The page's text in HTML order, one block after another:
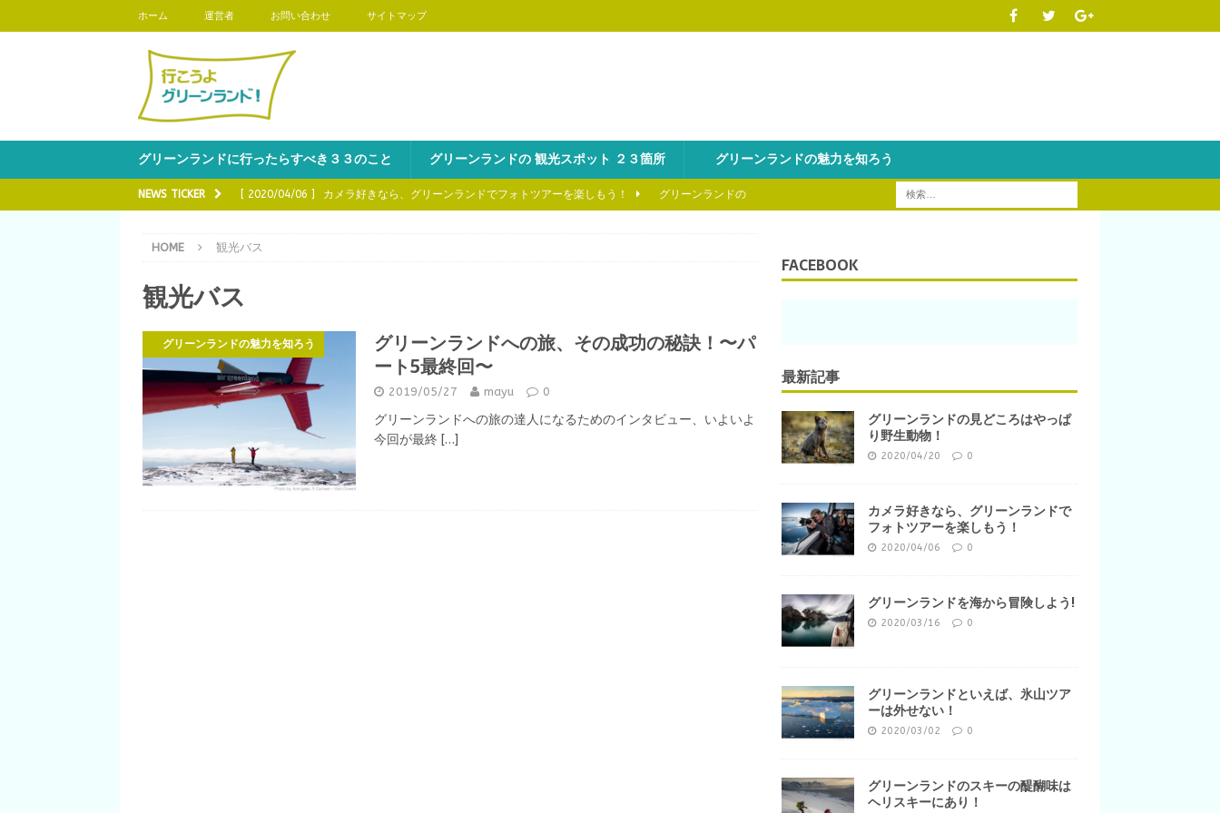
ホーム 運営者 お問い合わせ サイトマップ
グリーンランドに行ったらすべき３３のこと グリーンランドの 観光スポット ２３箇所 グリーンランドの魅力を知ろう
NEWS TICKER [ 2020/04/06 ] カメラ好きなら、グリーンランドでフォトツアーを楽しもう！ グリーンランドの
[ 2020/03/16 ]
[ 2020/02/17 ] グリーンランドのスキーの醍醐味はヘリスキーにあり！ グリーンランドの魅力を
知ろう
[ 2020/04/20 ] グリーンランドの見どころはやっぱり野生動物！
HOME 観光バス
観光バス
グリーンランドの魅力を知ろう
グリーンランドへの旅、その成功の秘訣！〜パ
ート5最終回〜
2019/05/27 mayu 0
グリーンランドへの旅の達人になるためのインタビュー、いよいよ
今回が最終 […]
FACEBOOK
最新記事
グリーンランドの見どころはやっぱ
り野生動物！
2020/04/20 0
カメラ好きなら、グリーンランドで
フォトツアーを楽しもう！
2020/04/06 0
グリーンランドを海から冒険しよう!
2020/03/16 0
グリーンランドといえば、氷山ツア
ーは外せない！
2020/03/02 0
グリーンランドのスキーの醍醐味は
ヘリスキーにあり！